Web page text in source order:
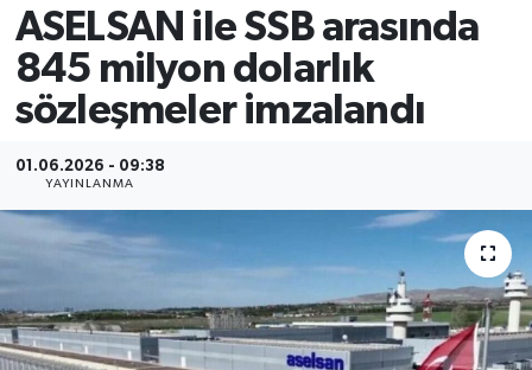
ASELSAN ile SSB arasında
845 milyon dolarlık
sözleşmeler imzalandı
01.06.2026 - 09:38
YAYINLANMA
Tüm Manşetler
Son Dakika Haberleri
Haber Arşivi